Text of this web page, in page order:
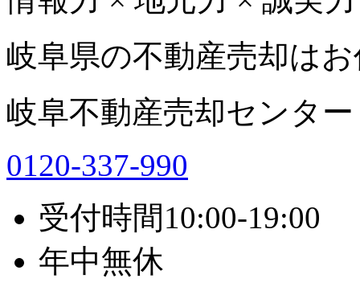
岐阜県の不動産売却は
岐阜不動産売却センター
0120-337-990
受付時間10:00-19:00
年中無休